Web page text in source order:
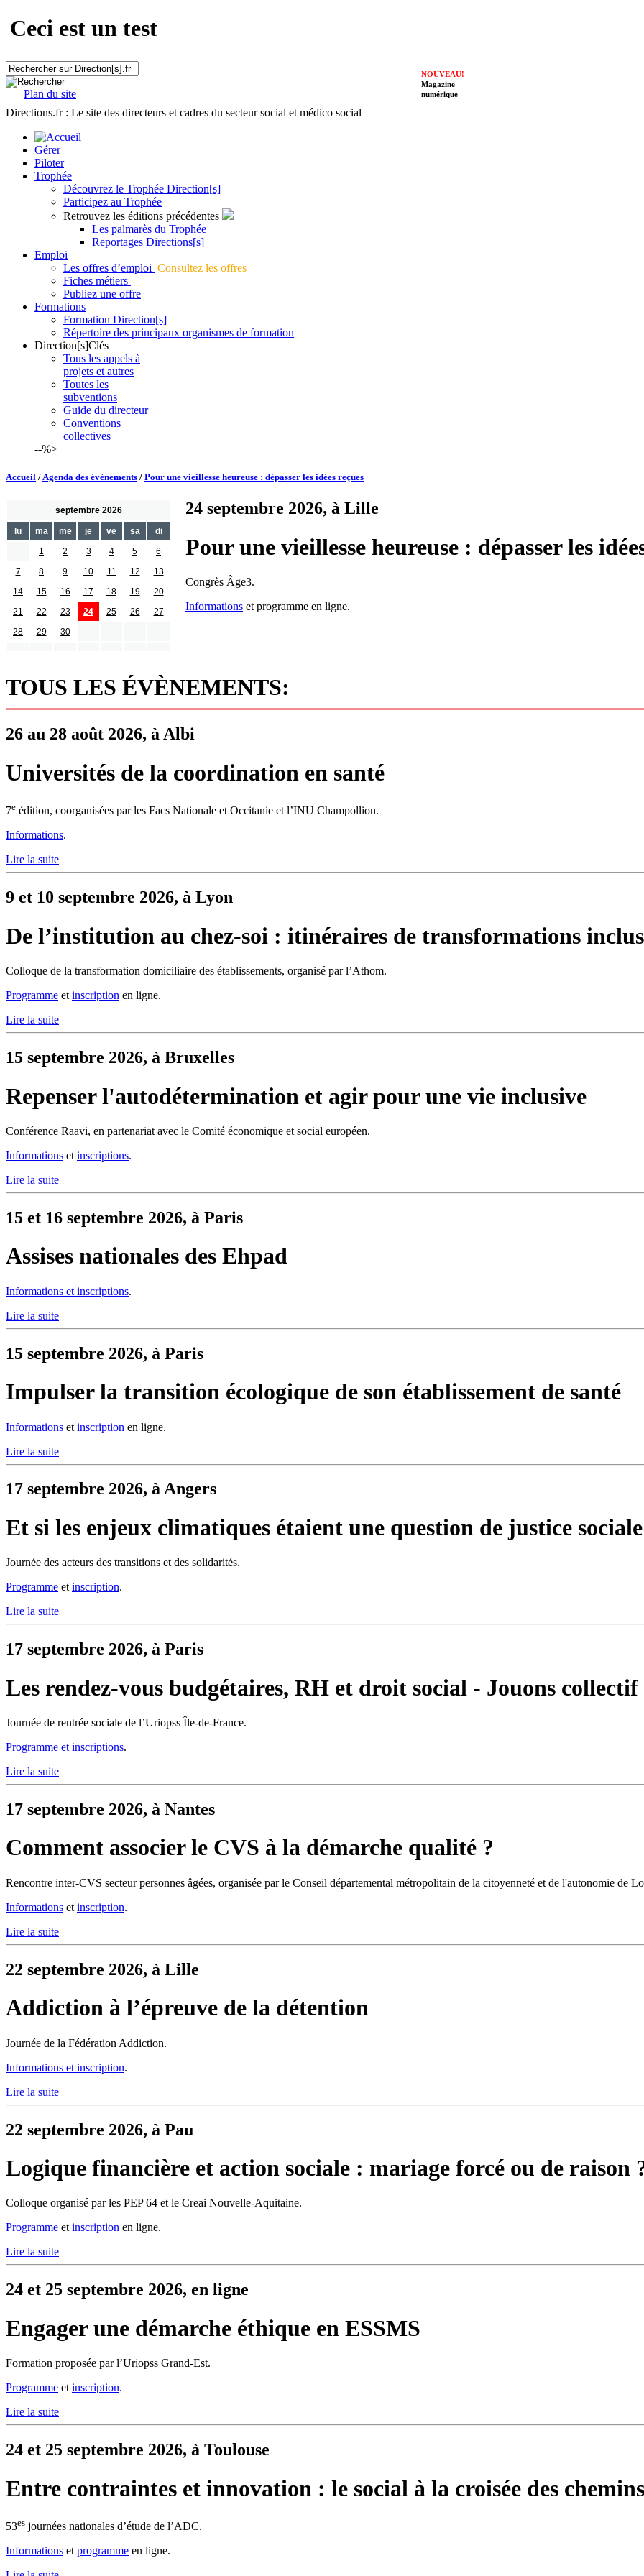
Ceci est un test
Plan du site
NOUVEAU!
Magazine
numérique
Directions.fr : Le site des directeurs et cadres du secteur social et médico social
Gérer
Piloter
Trophée
Découvrez le Trophée Direction[s]
Participez au Trophée
Retrouvez les éditions précédentes
Les palmarès du Trophée
Reportages Directions[s]
Emploi
Les offres d’emploi Consultez les offres
Fiches métiers
Publiez une offre
Formations
Formation Direction[s]
Répertoire des principaux organismes de formation
Direction[s]Clés
Tous les appels à
projets et autres
Toutes les
subventions
Guide du directeur
Conventions
collectives
--%>
Accueil /Agenda des évènements / Pour une vieillesse heureuse : dépasser les idées reçues
septembre 2026
lu ma me je ve sa
di
1
2 3 4 5
6
7
8 9 10 11 12
13
14
15 16 17 18 19
20
21
22 23 24 25 26
27
28
29 30
24 septembre 2026, à Lille
Pour une vieillesse heureuse : dépasser les
Congrès Âge3.
Informations et programme en ligne.
TOUS LES ÉVÈNEMENTS:
26 au 28 août 2026, à Albi
Universités de la coordination en santé
7e édition, coorganisées par les Facs Nationale et Occitanie et l’INU Champollion.
Informations.
Lire la suite
9 et 10 septembre 2026, à Lyon
De l’institution au chez-soi : itinéraires de transformations
Colloque de la transformation domiciliaire des établissements, organisé par l’Athom.
Programme et inscription en ligne.
Lire la suite
15 septembre 2026, à Bruxelles
Repenser l'autodétermination et agir pour une vie inclusive
Conférence Raavi, en partenariat avec le Comité économique et social européen.
Informations et inscriptions.
Lire la suite
15 et 16 septembre 2026, à Paris
Assises nationales des Ehpad
Informations et inscriptions.
Lire la suite
15 septembre 2026, à Paris
Impulser la transition écologique de son établissement de santé
Informations et inscription en ligne.
Lire la suite
17 septembre 2026, à Angers
Et si les enjeux climatiques étaient une question de justice
Journée des acteurs des transitions et des solidarités.
Programme et inscription.
Lire la suite
17 septembre 2026, à Paris
Les rendez-vous budgétaires, RH et droit social - Jouons collectif
Journée de rentrée sociale de l’Uriopss Île-de-France.
Programme et inscriptions.
Lire la suite
17 septembre 2026, à Nantes
Comment associer le CVS à la démarche qualité ?
Rencontre inter-CVS secteur personnes âgées, organisée par le Conseil départemental métropolitain de la citoyenneté et de l'autonomie de
Informations et inscription.
Lire la suite
22 septembre 2026, à Lille
Addiction à l’épreuve de la détention
Journée de la Fédération Addiction.
Informations et inscription.
Lire la suite
22 septembre 2026, à Pau
Logique financière et action sociale : mariage forcé ou de raison
Colloque organisé par les PEP 64 et le Creai Nouvelle-Aquitaine.
Programme etinscription en ligne.
Lire la suite
24 et 25 septembre 2026, en ligne
Engager une démarche éthique en ESSMS
Formation proposée par l’Uriopss Grand-Est.
Programme et inscription.
Lire la suite
24 et 25 septembre 2026, à Toulouse
Entre contraintes et innovation : le social à la croisée des chemins
53es journées nationales d’étude de l’ADC.
Informations et programme en ligne.